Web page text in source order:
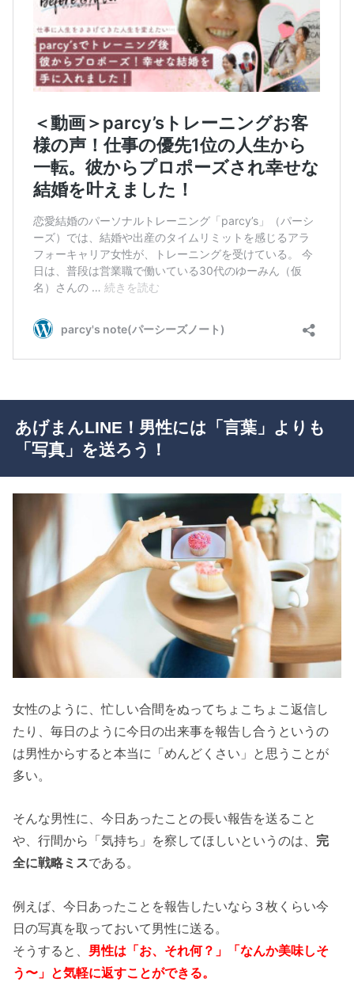
あげまんLINE！男性には「言葉」よりも
「写真」を送ろう！
女性のように、忙しい合間をぬってちょこちょこ返信し
たり、毎日のように今日の出来事を報告し合うというの
は男性からすると本当に「めんどくさい」と思うことが
多い。
そんな男性に、今日あったことの長い報告を送ること
や、行間から「気持ち」を察してほしいというのは、 完
全に戦略ミスである。
例えば、今日あったことを報告したいなら３枚くらい今
日の写真を取っておいて男性に送る。
そうすると、 男性は「お、それ何？」「なんか美味しそ
う〜」と気軽に返すことができる。